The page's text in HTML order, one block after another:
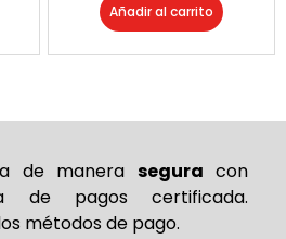
Añadir al carrito
de manera segura con
de pagos certificada.
métodos de pago.